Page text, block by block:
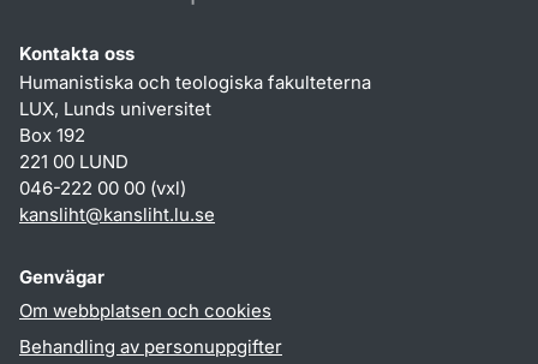
Kontakta oss
Humanistiska och teologiska fakulteterna
LUX, Lunds universitet
Box 192
221 00 LUND
046-222 00 00 (vxl)
kansliht@kansliht.lu.se
Genvägar
Om webbplatsen och cookies
Behandling av personuppgifter